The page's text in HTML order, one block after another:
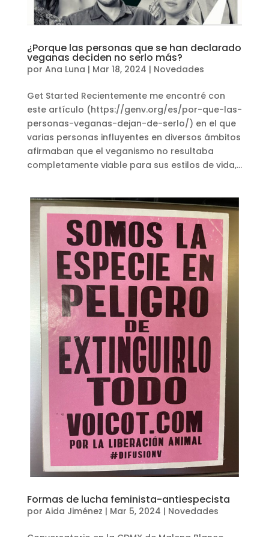
¿Porque las personas que se han declarado
veganas deciden no serlo más?
por Ana Luna | Mar 18, 2024 | Novedades
Get Started Recientemente me encontré con
este artículo (https://genv.org/es/por-que-las-
personas-veganas-dejan-de-serlo/) en el que
varias personas influyentes en diversos ámbitos
afirmaban que el veganismo no resultaba
completamente viable para sus estilos de vida,...
Formas de lucha feminista-antiespecista
por Aida Jiménez | Mar 5, 2024 | Novedades